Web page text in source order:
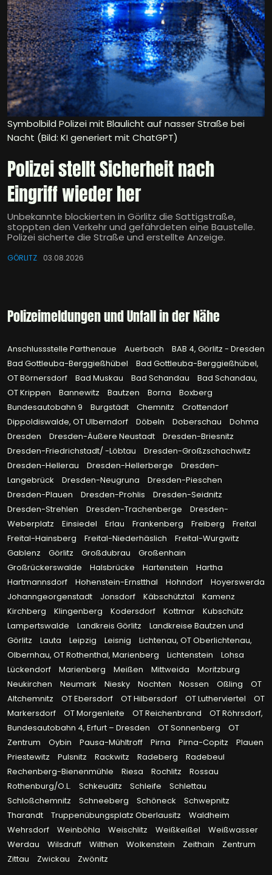
Symbolbild Polizei mit Blaulicht auf nasser Straße bei
Nacht (Bild: KI generiert mit ChatGPT)
Polizei stellt Sicherheit nach
Eingriff wieder her
Unbekannte blockierten in Görlitz die Sattigstraße,
stoppten den Verkehr und gefährdeten eine Baustelle.
Polizei sicherte die Straße und erstellte Anzeige.
GÖRLITZ 03.08.2026
Polizeimeldungen und Unfall in der Nähe
Anschlussstelle Parthenaue Auerbach
BAB 4, Görlitz - Dresden
Bad Gottleuba-Berggießhübel
Bad Gottleuba-Berggießhübel,
OT Börnersdorf
Bad Muskau Bad Schandau
Bad Schandau,
OT Krippen
Bannewitz Bautzen Borna
Boxberg
Bundesautobahn 9
Burgstädt Chemnitz
Crottendorf
Dippoldiswalde, OT Ulberndorf
Döbeln Doberschau
Dohma
Dresden
Dresden-Äußere Neustadt
Dresden-Briesnitz
Dresden-Friedrichstadt/ -Löbtau
Dresden-Großzschachwitz
Dresden-Hellerau
Dresden-Hellerberge
Dresden-
Langebrück
Dresden-Neugruna
Dresden-Pieschen
Dresden-Plauen
Dresden-Prohlis
Dresden-Seidnitz
Dresden-Strehlen
Dresden-Trachenberge
Dresden-
Weberplatz
Einsiedel Erlau Frankenberg Freiberg
Freital
Freital-Hainsberg
Freital-Niederhäslich
Freital-Wurgwitz
Gablenz
Görlitz Großdubrau
Großenhain
Großrückerswalde
Halsbrücke Hartenstein
Hartha
Hartmannsdorf
Hohenstein-Ernstthal Hohndorf
Hoyerswerda
Johanngeorgenstadt
Jonsdorf Käbschütztal
Kamenz
Kirchberg
Klingenberg Kodersdorf Kottmar
Kubschütz
Lampertswalde
Landkreis Görlitz
Landkreise Bautzen und
Görlitz
Lauta Leipzig Leisnig
Lichtenau, OT Oberlichtenau,
Olbernhau, OT Rothenthal, Marienberg
Lichtenstein
Lohsa
Lückendorf
Marienberg Meißen Mittweida
Moritzburg
Neukirchen
Neumark Niesky Nochten Nossen Oßling
OT
Altchemnitz
OT Ebersdorf OT Hilbersdorf OT Lutherviertel
OT
Markersdorf
OT Morgenleite OT Reichenbrand
OT Röhrsdorf,
Bundesautobahn 4, Erfurt – Dresden
OT Sonnenberg
OT
Zentrum
Oybin Pausa-Mühltroff Pirna Pirna-Copitz
Plauen
Priestewitz
Pulsnitz Rackwitz Radeberg
Radebeul
Rechenberg-Bienenmühle
Riesa Rochlitz
Rossau
Rothenburg/O.L.
Schkeuditz Schleife
Schlettau
Schloßchemnitz
Schneeberg Schöneck
Schwepnitz
Tharandt
Truppenübungsplatz Oberlausitz
Waldheim
Wehrsdorf
Weinböhla Weischlitz Weißkeißel
Weißwasser
Werdau
Wilsdruff Wilthen Wolkenstein Zeithain
Zentrum
Zittau
Zwickau Zwönitz